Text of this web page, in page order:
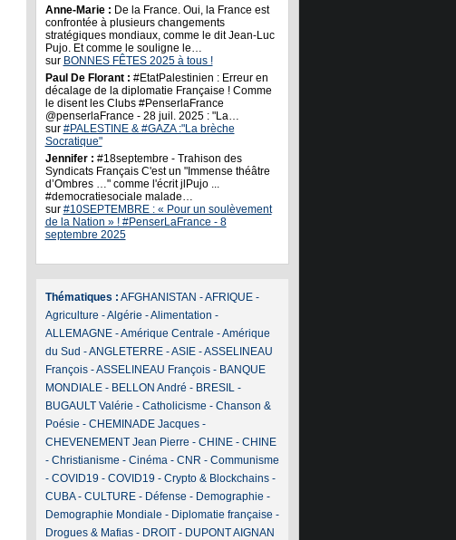
Anne-Marie : De la France. Oui, la France est
confrontée à plusieurs changements
stratégiques mondiaux, comme le dit Jean-Luc
Pujo. Et comme le souligne le…
sur BONNES FÊTES 2025 à tous !
Paul De Florant : #EtatPalestinien : Erreur en
décalage de la diplomatie Française ! Comme
le disent les Clubs #PenserlaFrance
@penserlaFrance - 28 juil. 2025 : "La…
sur #PALESTINE & #GAZA :"La brèche
Socratique"
Jennifer : #18septembre - Trahison des
Syndicats Français C'est un "Immense théâtre
d’Ombres …" comme l'écrit jlPujo ...
#democratiesociale malade…
sur #10SEPTEMBRE : « Pour un soulèvement
de la Nation » ! #PenserLaFrance - 8
septembre 2025
Thématiques : AFGHANISTAN -AFRIQUE-
Agriculture -Algérie -Alimentation -
ALLEMAGNE-Amérique Centrale -Amérique
du Sud -ANGLETERRE-ASIE-ASSELINEAU
François-ASSELINEAU François- BANQUE
MONDIALE- BELLON André - BRESIL-
BUGAULT Valérie - Catholicisme - Chanson &
Poésie - CHEMINADE Jacques-
CHEVENEMENT Jean Pierre - CHINE- CHINE
- Christianisme - Cinéma- CNR - Communisme
- COVID19 - COVID19 - Crypto & Blockchains-
CUBA- CULTURE- Défense - Demographie -
Demographie Mondiale - Diplomatie française -
Drogues & Mafias- DROIT- DUPONT AIGNAN